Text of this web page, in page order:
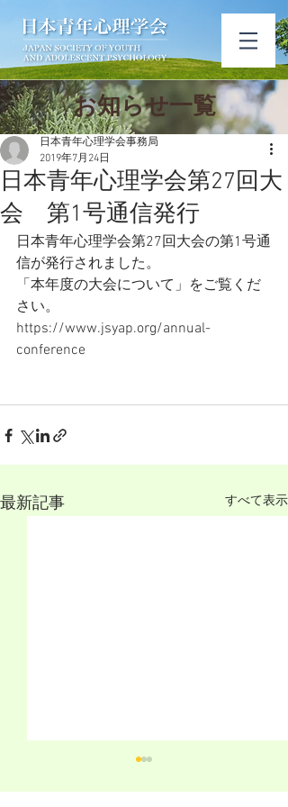
​お知ら​せ一覧
日本青年心理学会第27回大
会 第1号通信発行
日本青年心理学会事務局
2019年7月24日
日本青年心理学会第27回大会の第1号通
信が発行されました。
「本年度の大会について」をご覧くだ
さい。
https://www.jsyap.org/annual-
conference
最新記事 すべて表示
大会の第3号通信が発行さ